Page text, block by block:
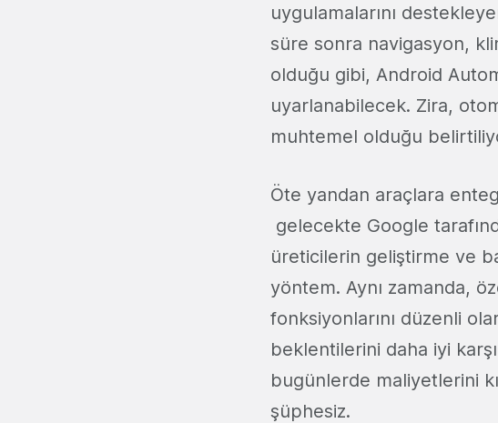
uygulamalarını
süre sonra navigasyon,
olduğu gibi, Android
uyarlanabilecek. Zira,
muhtemel olduğu
Öte yandan araçlara
gelecekte Google
üreticilerin geliştirme ve
yöntem. Aynı zamanda,
fonksiyonlarını düzenli
beklentilerini daha iyi
bugünlerde maliyetlerini
şüphesiz.